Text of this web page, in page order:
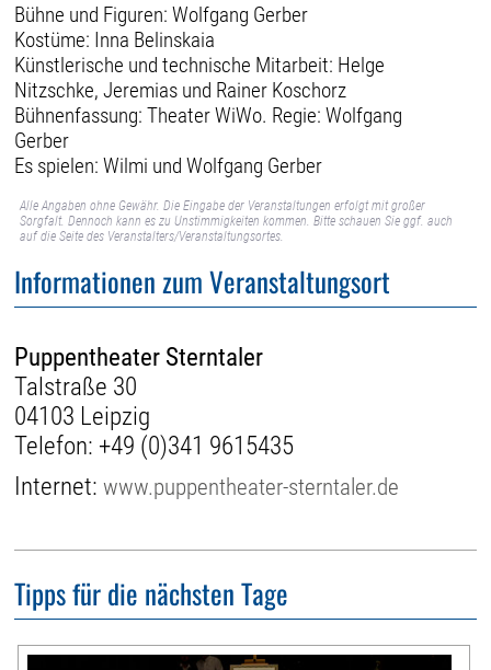
Bühne und Figuren: Wolfgang Gerber
Kostüme: Inna Belinskaia
Künstlerische und technische Mitarbeit: Helge
Nitzschke, Jeremias und Rainer Koschorz
Bühnenfassung: Theater WiWo. Regie: Wolfgang
Gerber
Es spielen: Wilmi und Wolfgang Gerber
Alle Angaben ohne Gewähr. Die Eingabe der Veranstaltungen erfolgt mit großer
Sorgfalt. Dennoch kann es zu Unstimmigkeiten kommen. Bitte schauen Sie ggf. auch
auf die Seite des Veranstalters/Veranstaltungsortes.
Informationen zum Veranstaltungsort
Puppentheater Sterntaler
Talstraße 30
04103 Leipzig
Telefon: +49 (0)341 9615435
Internet:www.puppentheater-sterntaler.de
Tipps für die nächsten Tage